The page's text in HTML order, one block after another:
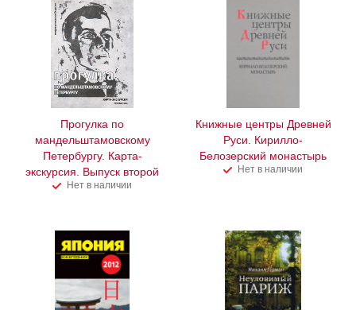
Прогулка по
мандельштамовскому
Петербургу. Карта-
экскурсия. Выпуск второй
Нет в наличии
Книжные центры Древней
Руси. Кирилло-
Белозерский монастырь
Нет в наличии